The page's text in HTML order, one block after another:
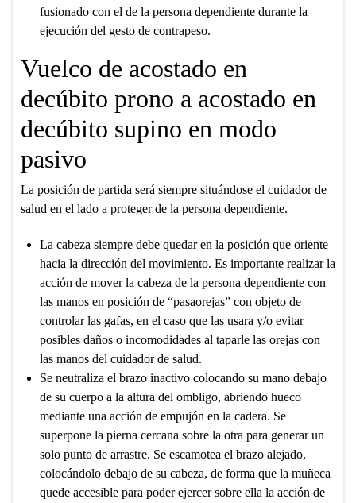
fusionado con el de la persona dependiente durante la
ejecución del gesto de contrapeso.
Vuelco de acostado en
decúbito prono a acostado en
decúbito supino en modo
pasivo
La posición de partida será siempre situándose el cuidador de
salud en el lado a proteger de la persona dependiente.
La cabeza siempre debe quedar en la posición que oriente
hacia la dirección del movimiento. Es importante realizar la
acción de mover la cabeza de la persona dependiente con
las manos en posición de “pasaorejas” con objeto de
controlar las gafas, en el caso que las usara y/o evitar
posibles daños o incomodidades al taparle las orejas con
las manos del cuidador de salud.
Se neutraliza el brazo inactivo colocando su mano debajo
de su cuerpo a la altura del ombligo, abriendo hueco
mediante una acción de empujón en la cadera. Se
superpone la pierna cercana sobre la otra para generar un
solo punto de arrastre. Se escamotea el brazo alejado,
colocándolo debajo de su cabeza, de forma que la muñeca
quede accesible para poder ejercer sobre ella la acción de